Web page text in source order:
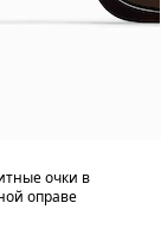
очки в
оправе